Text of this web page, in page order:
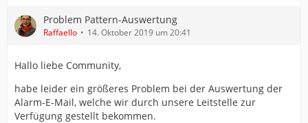
Problem Pattern-Auswertung
Raffaello 14. Oktober 2019 um 20:41
Hallo liebe Community,
habe leider ein größeres Problem bei der Auswertung der
Alarm-E-Mail, welche wir durch unsere Leitstelle zur
Verfügung gestellt bekommen.